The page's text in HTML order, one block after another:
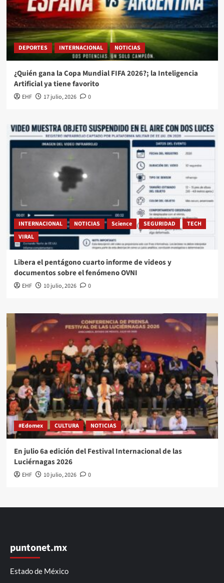
DEPORTES INTERNACIONAL NOTICIAS
¿Quién gana la Copa Mundial FIFA 2026?; la Inteligencia
Artificial ya tiene favorito
EHF 17 julio, 2026 0
INTERNACIONAL NOTICIAS Science SEGURIDAD
TECH
VIRAL
Libera el pentágono cuarto informe de videos y
documentos sobre el fenómeno OVNI
EHF 10 julio, 2026 0
#Edomex CULTURA NOTICIAS
En julio 6a edición del Festival Internacional de las
Luciérnagas 2026
EHF 10 julio, 2026 0
puntonet.mx
Estado de México